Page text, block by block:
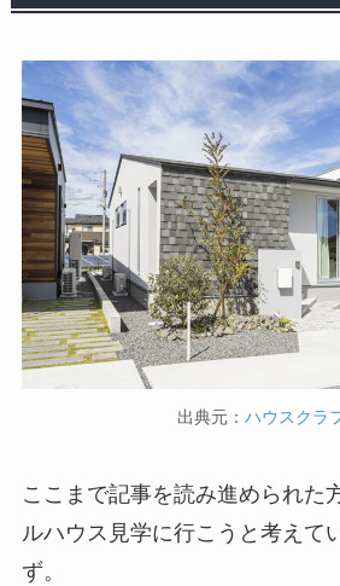
出典元： ハウスクラ
ここまで記事を読み進められた
ルハウス見学に行こうと考えて
ず。